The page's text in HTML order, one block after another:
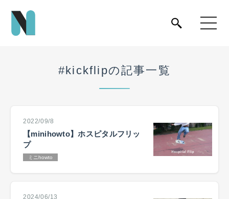
#kickflipの記事一覧
2022/09/8
【minihowto】ホスピタルフリッ
プ
ミニhowto
2024/06/13